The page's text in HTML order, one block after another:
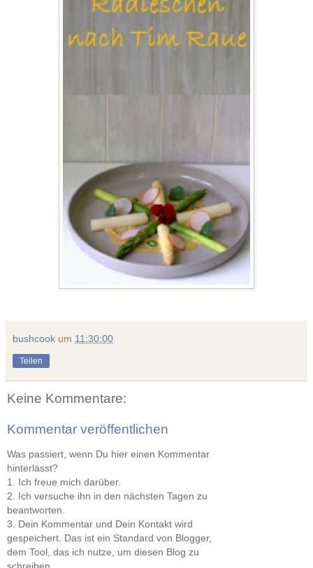
bushcook um 11:30:00
Teilen
Keine Kommentare:
Kommentar veröffentlichen
Was passiert, wenn Du hier einen Kommentar
hinterlässt?
1. Ich freue mich darüber.
2. Ich versuche ihn in den nächsten Tagen zu
beantworten.
3. Dein Kommentar und Dein Kontakt wird
gespeichert. Das ist ein Standard von Blogger,
dem Tool, das ich nutze, um diesen Blog zu